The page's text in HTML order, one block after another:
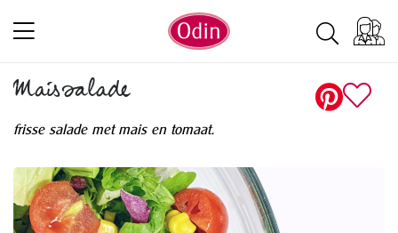
Maissalade
frisse salade met mais en tomaat.